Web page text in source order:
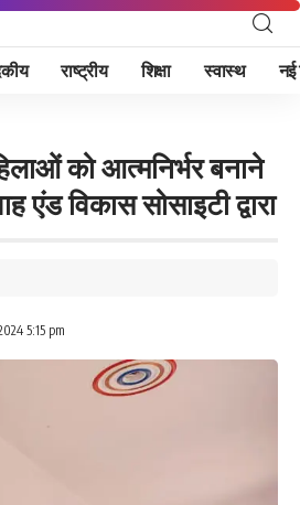
राष्ट्रीय शिक्षा स्वास्थ नई
को आत्मनिर्भर बनाने
एंड विकास सोसाइटी द्वारा
5:15 pm